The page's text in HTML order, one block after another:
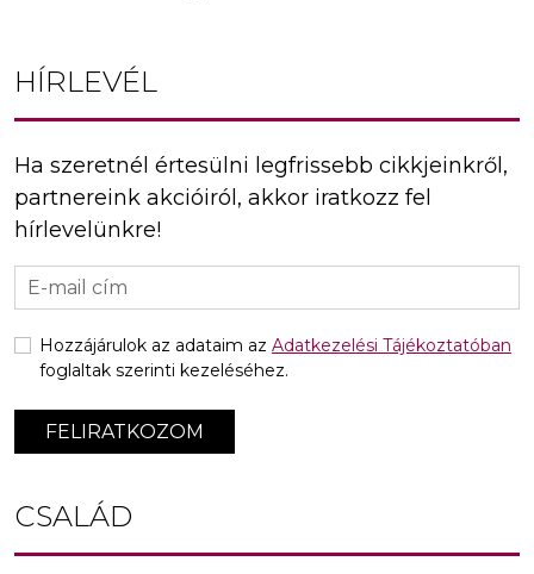
HÍRLEVÉL
Ha szeretnél értesülni legfrissebb cikkjeinkről,
partnereink akcióiról, akkor iratkozz fel
hírlevelünkre!
FELIRATKOZOM
Hozzájárulok az adataim az Adatkezelési Tájékoztatóban
foglaltak szerinti kezeléséhez.
CSALÁD